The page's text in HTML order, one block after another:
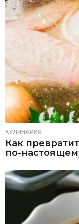
КУЛИНАРИЯ
Как
по-